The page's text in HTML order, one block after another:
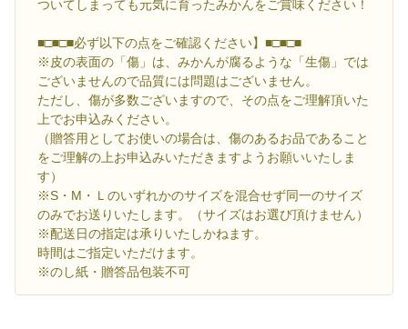
ついてしまっても元気に育ったみかんをご賞味ください！
■□■□■必ず以下の点をご確認ください】■□■□■
※皮の表面の「傷」は、みかんが腐るような「生傷」では
ございませんので品質には問題はございません。
ただし、傷が多数ございますので、その点をご理解頂いた
上でお申込みください。
（贈答用としてお使いの場合は、傷のあるお品であること
をご理解の上お申込みいただきますようお願いいたしま
す）
※S・M・Ｌのいずれかのサイズを混合せず同一のサイズ
のみでお送りいたします。（サイズはお選び頂けません）
※配送日の指定は承りいたしかねます。
時間はご指定いただけます。
※のし紙・贈答品包装不可